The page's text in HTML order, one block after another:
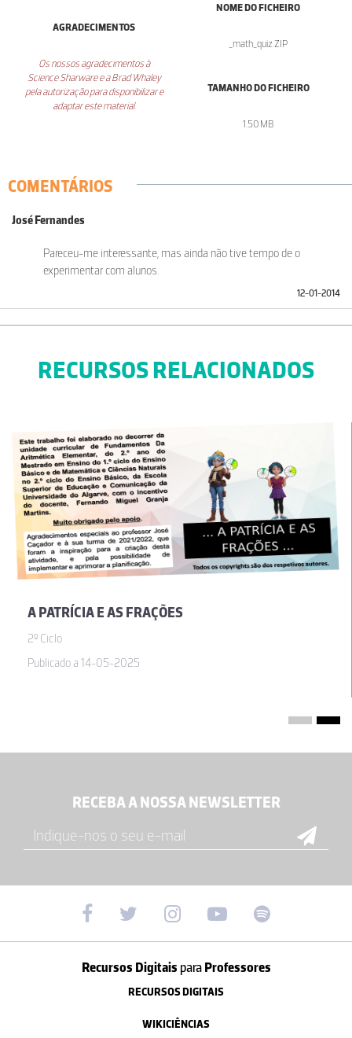
AGRADECIMENTOS
Os nossos agradecimentos à
Science Sharware e a Brad Whaley
pela autorização para disponibilizar e
adaptar este material.
NOME DO FICHEIRO
_math_quiz.ZIP
TAMANHO DO FICHEIRO
1.50 MB
COMENTÁRIOS
José Fernandes
Pareceu-me interessante, mas ainda não tive tempo de o
experimentar com alunos.
12-01-2014
RECURSOS RELACIONADOS
A PATRÍCIA E AS FRAÇÕES
2º Ciclo
Publicado a 14-05-2025
RECEBA A NOSSA NEWSLETTER
Recursos Digitais paraProfessores
RECURSOS DIGITAIS
WIKICIÊNCIAS